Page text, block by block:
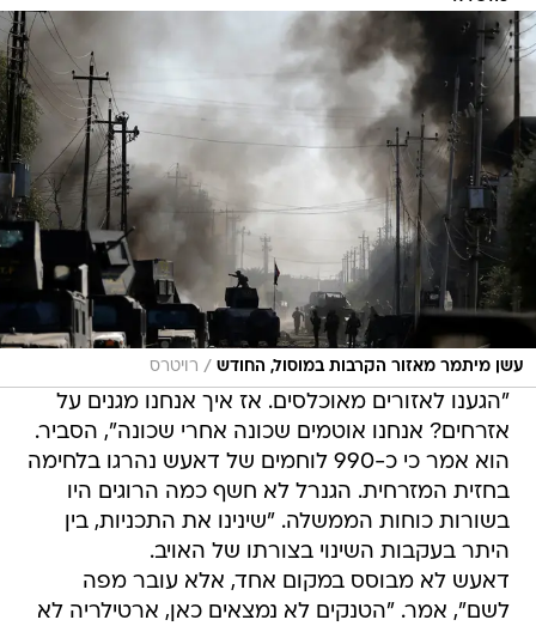
עשן מיתמר מאזור הקרבות במוסול, החודש / רויטרס
"הגענו לאזורים מאוכלסים. אז איך אנחנו מגנים על
אזרחים? אנחנו אוטמים שכונה אחרי שכונה", הסביר.
הוא אמר כי כ-990 לוחמים של דאעש נהרגו בלחימה
בחזית המזרחית. הגנרל לא חשף כמה הרוגים היו
בשורות כוחות הממשלה. "שינינו את התכניות, בין
היתר בעקבות השינוי בצורתו של האויב.
דאעש לא מבוסס במקום אחד, אלא עובר מפה
לשם", אמר. "הטנקים לא נמצאים כאן, ארטילריה לא